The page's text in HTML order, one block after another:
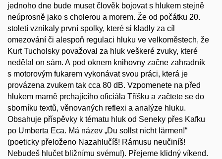
jednoho dne bude muset člověk bojovat s hlukem stejně
neúprosně jako s cholerou a morem. Že od počátku 20.
století vznikaly první spolky, které si kladly za cíl
omezování či alespoň regulaci hluku ve velkoměstech, že
Kurt Tucholsky považoval za hluk veškeré zvuky, které
nedělal on sám. A pod oknem knihovny začne zahradník
s motorovým fukarem vykonávat svou práci, která je
provázena zvukem tak cca 80 dB. Vzpomenete na před
hlukem marně prchajícího oficiála Tříšku a začtete se do
sborníku textů, věnovaných reflexi a analýze hluku.
Obsahuje příspěvky k tématu hluk od Seneky přes Kafku
po Umberta Eca. Má název „Du sollst nicht lärmen!“
(poeticky přeloženo Nazahlučíš! Rámusu neučiníš!
Nebudeš hlučet bližnímu svému!). Přejeme klidný víkend.